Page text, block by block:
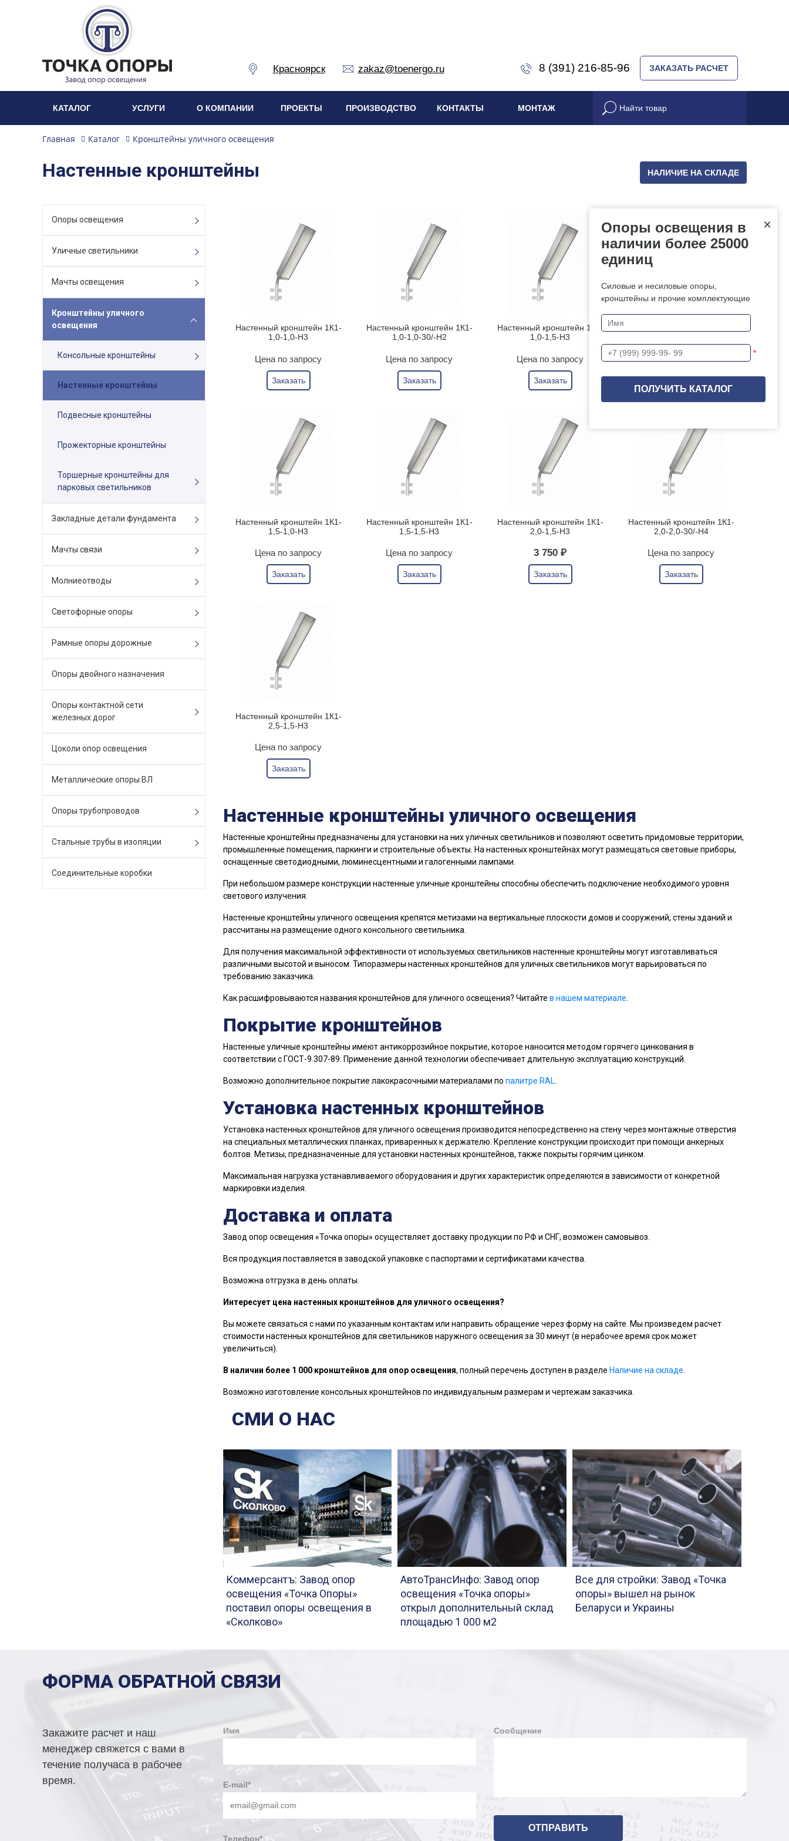
Красноярск zakaz@toenergo.ru 8 (391) 216-85-96 ЗАКАЗАТЬ РАСЧЕТ
КАТАЛОГ УСЛУГИ О КОМПАНИИ ПРОЕКТЫ ПРОИЗВОДСТВО КОНТАКТЫ МОНТАЖ
Главная Каталог Кронштейны уличного освещения
Настенные кронштейны НАЛИЧИЕ НА СКЛАДЕ
Опоры освещения
Уличные светильники
Мачты освещения
Кронштейны уличного
освещения
Консольные кронштейны
Настенные кронштейны
Подвесные кронштейны
Прожекторные кронштейны
Торшерные кронштейны для
парковых светильников
Закладные детали фундамента
Мачты связи
Молниеотводы
Светофорные опоры
Рамные опоры дорожные
Опоры двойного назначения
Опоры контактной сети
железных дорог
Цоколи опор освещения
Металлические опоры ВЛ
Опоры трубопроводов
Стальные трубы в изоляции
Соединительные коробки
Настенный кронштейн 1К1-
1,0-1,0-Н3
Цена по запросу
Заказать
Настенный кронштейн 1К1-
1,0-1,0-30/-Н2
Цена по запросу
Заказать
Настенный кронштейн 1К1-
1,0-1,5-Н3
Цена по запросу
Заказать
Цена по запросу
Настенный кронштейн 1К1-
1,5-1,0-Н3
Цена по запросу
Заказать
Настенный кронштейн 1К1-
1,5-1,5-Н3
Цена по запросу
Заказать
Настенный кронштейн 1К1-
2,0-1,5-Н3
3 750 ₽
Заказать
Настенный кронштейн 1К1-
2,0-2,0-30/-Н4
Цена по запросу
Заказать
Настенный кронштейн 1К1-
2,5-1,5-Н3
Цена по запросу
Заказать
Настенные кронштейны уличного освещения
Настенные кронштейны предназначены для установки на них уличных светильников и позволяют осветить придомовые территории,
промышленные помещения, паркинги и строительные объекты. На настенных кронштейнах могут размещаться световые приборы,
оснащенные светодиодными, люминесцентными и галогенными лампами.
При небольшом размере конструкции настенные уличные кронштейны способны обеспечить подключение необходимого уровня
светового излучения.
Настенные кронштейны уличного освещения крепятся метизами на вертикальные плоскости домов и сооружений, стены зданий и
рассчитаны на размещение одного консольного светильника.
Для получения максимальной эффективности от используемых светильников настенные кронштейны могут изготавливаться
различными высотой и выносом. Типоразмеры настенных кронштейнов для уличных светильников могут варьироваться по
требованию заказчика.
Как расшифровываются названия кронштейнов для уличного освещения? Читайте в нашем материале.
Покрытие кронштейнов
Настенные уличные кронштейны имеют антикоррозийное покрытие, которое наносится методом горячего цинкования в
соответствии с ГОСТ-9.307-89. Применение данной технологии обеспечивает длительную эксплуатацию конструкций.
Возможно дополнительное покрытие лакокрасочными материалами по палитре RAL.
Установка настенных кронштейнов
Установка настенных кронштейнов для уличного освещения производится непосредственно на стену через монтажные отверстия
на специальных металлических планках, приваренных к держателю. Крепление конструкции происходит при помощи анкерных
болтов. Метизы, предназначенные для установки настенных кронштейнов, также покрыты горячим цинком.
Максимальная нагрузка устанавливаемого оборудования и других характеристик определяются в зависимости от конкретной
маркировки изделия.
Доставка и оплата
Завод опор освещения «Точка опоры» осуществляет доставку продукции по РФ и СНГ, возможен самовывоз.
Вся продукция поставляется в заводской упаковке с паспортами и сертификатами качества.
Возможна отгрузка в день оплаты.
Интересует цена настенных кронштейнов для уличного освещения?
Вы можете связаться с нами по указанным контактам или направить обращение через форму на сайте. Мы произведем расчет
стоимости настенных кронштейнов для светильников наружного освещения за 30 минут (в нерабочее время срок может
увеличиться).
В наличии более 1 000 кронштейнов для опор освещения, полный перечень доступен в разделе Наличие на складе.
Возможно изготовление консольных кронштейнов по индивидуальным размерам и чертежам заказчика.
СМИ О НАС
Коммерсантъ: Завод опор
освещения «Точка Опоры»
поставил опоры освещения в
«Сколково»
АвтоТрансИнфо: Завод опор
освещения «Точка опоры»
открыл дополнительный склад
площадью 1 000 м2
Все для стройки: Завод «Точка
опоры» вышел на рынок
Беларуси и Украины
ФОРМА ОБРАТНОЙ СВЯЗИ
Закажите расчет и наш
менеджер свяжется с вами в
течение получаса в рабочее
время.
Имя
E-mail*
Телефон*
Сообщение
×
Опоры освещения в
наличии более 25000
единиц
Силовые и несиловые опоры,
кронштейны и прочие комплектующие
*